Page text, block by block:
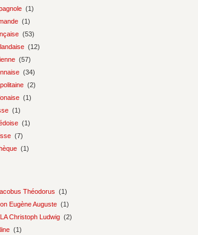
(1)
(1)
(53)
(12)
(57)
(34)
(2)
(1)
(1)
(1)
(7)
(1)
Théodorus (1)
Eugène Auguste (1)
Christoph Ludwig (2)
(1)